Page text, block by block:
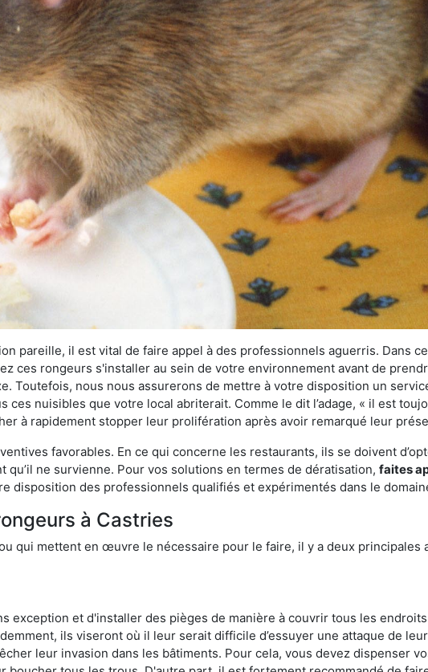
pareille, il est vital de faire appel à des professionnels aguerris. Dans
ces rongeurs s'installer au sein de votre environnement avant de
Toutefois, nous nous assurerons de mettre à votre disposition un
nuisibles que votre local abriterait. Comme le dit l’adage, « il est
à rapidement stopper leur prolifération après avoir remarqué leur
favorables. En ce qui concerne les restaurants, ils se doivent
ne survienne. Pour vos solutions en termes de dératisation, faites
disposition des professionnels qualifiés et expérimentés dans le
à Castries
qui mettent en œuvre le nécessaire pour le faire, il y a deux principales
exception et d'installer des pièges de manière à couvrir tous les
ils viseront où il leur serait difficile d’essuyer une attaque de
leur invasion dans les bâtiments. Pour cela, vous devez dispenser